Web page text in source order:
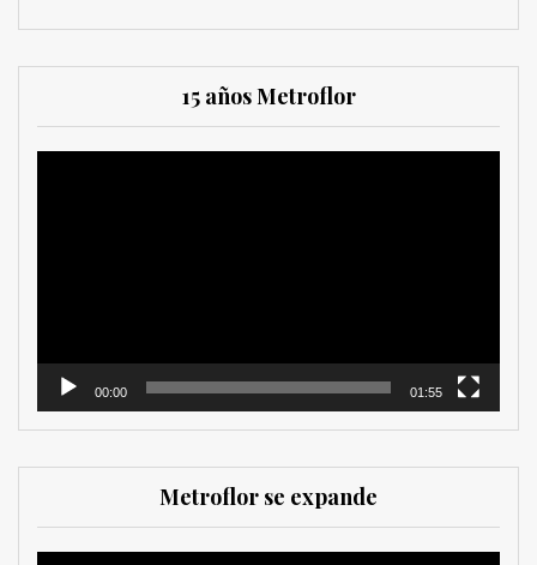
15 años Metroflor
00:00 01:55
Metroflor se expande